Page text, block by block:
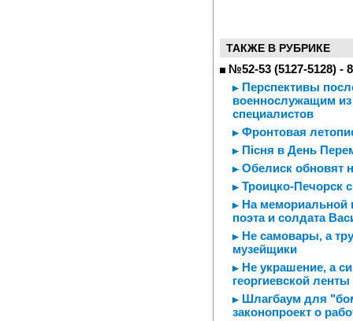
ТАКЖЕ В РУБРИКЕ
№52-53 (5127-5128) -
Перспективы
военнослужащим
специалистов
Фронтовая
Пiсня в День
Обелиск обновят
Троицко-Печорск
На мемориальной
поэта и солдата
Не самовары, а
музейщики
Не украшение, а
георгиевской
Шлагбаум для
законопроект о